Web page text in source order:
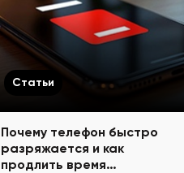
Статьи
Почему телефон быстро
разряжается и как
продлить время…